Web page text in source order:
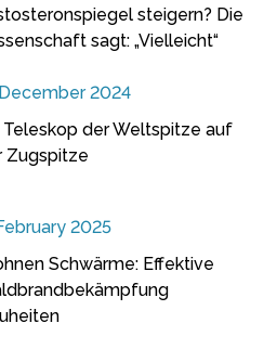
steigern? Die
sagt: „Vielleicht“
2024
Teleskop der Weltspitze auf
Zugspitze
2025
Schwärme: Effektive